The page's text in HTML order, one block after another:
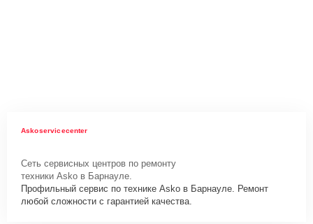
Askoservicecenter
Сеть сервисных центров по ремонту
техники Asko в Барнауле.
Профильный сервис по технике Asko в Барнауле. Ремонт
любой сложности с гарантией качества.